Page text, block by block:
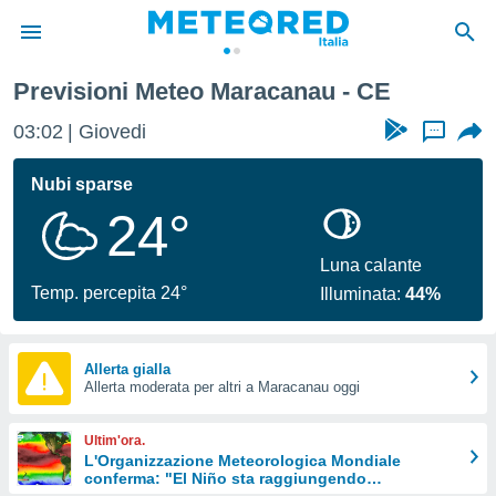
di
per
le
di
Web
le
Previsioni Meteo Maracanau - CE
03:02 Giovedi ...
Nubi sparse
24°
Temp. percepita 24°
Luna calante
Illuminata:44%
Allerta gialla
Allerta moderata per altri a Maracanau oggi
Ultim'ora.
L'Organizzazione Meteorologica Mondiale
conferma: "El Niño sta raggiungendo